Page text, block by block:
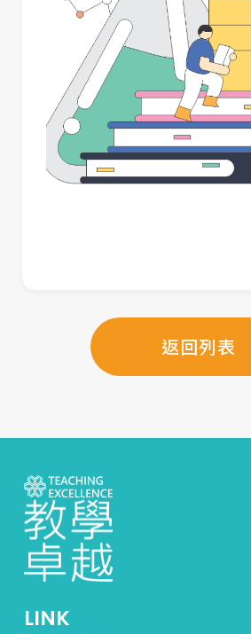
返回列表
LINK